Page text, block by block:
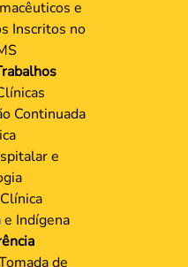
e
Inscritos no
Continuada
e
e Indígena
de